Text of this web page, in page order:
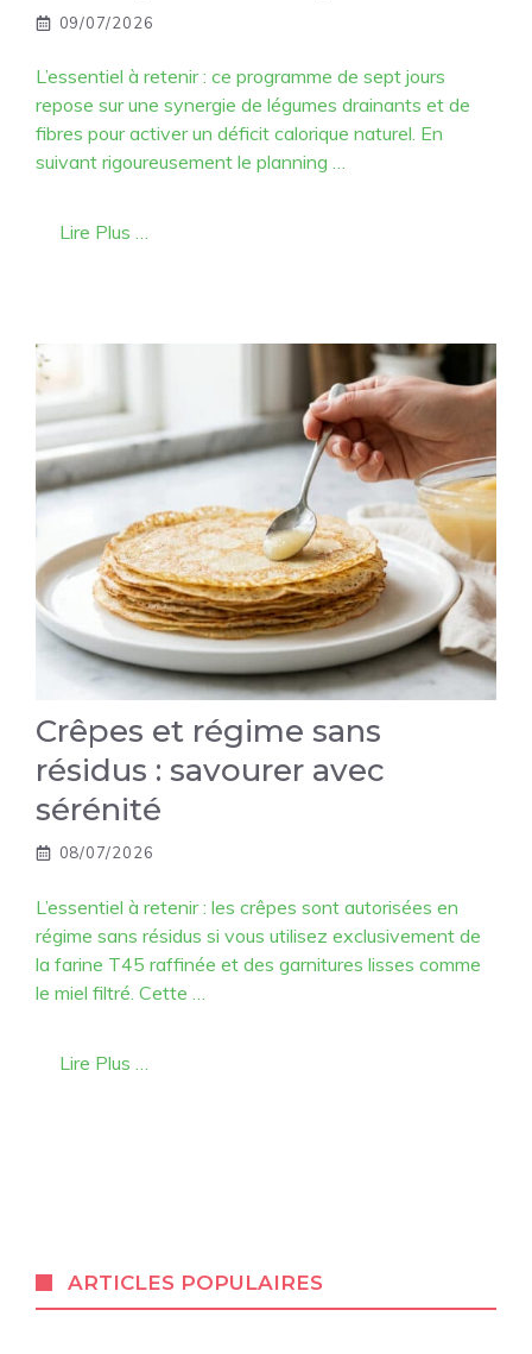
09/07/2026
L’essentiel à retenir : ce programme de sept jours
repose sur une synergie de légumes drainants et de
fibres pour activer un déficit calorique naturel. En
suivant rigoureusement le planning …
Lire Plus …
Crêpes et régime sans
résidus : savourer avec
sérénité
08/07/2026
L’essentiel à retenir : les crêpes sont autorisées en
régime sans résidus si vous utilisez exclusivement de
la farine T45 raffinée et des garnitures lisses comme
le miel filtré. Cette …
Lire Plus …
ARTICLES POPULAIRES